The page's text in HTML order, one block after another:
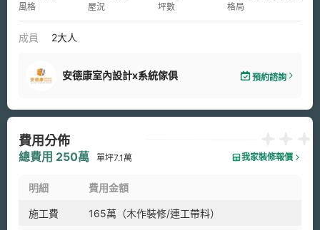
風格 屋況 坪數 格局
成員 2大人
安德康室內設計x系統傢俱 預約諮詢
費用分佈
總費用 250萬 單坪7.1萬 我家裝修報價
明細 費用金額
施工費 165萬（木作裝修/連工帶料）